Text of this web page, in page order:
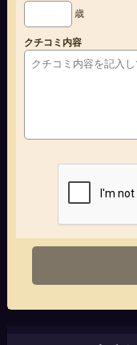
歳
クチコミ内容